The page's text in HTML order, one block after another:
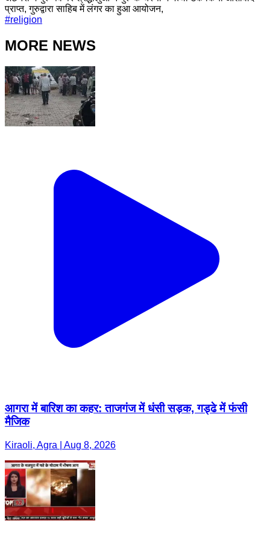
प्राप्त, गुरुद्वारा साहिब में लंगर का हुआ आयोजन,
#religion
MORE NEWS
आगरा में बारिश का कहर: ताजगंज में धंसी सड़क, गड्ढे में फंसी
मैजिक
Kiraoli, Agra | Aug 8, 2026